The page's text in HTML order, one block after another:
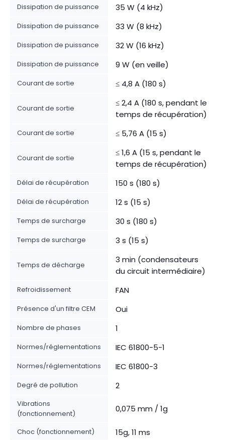
Dissipation de puissance 35 W (4 kHz)
Dissipation de puissance 33 W (8 kHz)
Dissipation de puissance 32 W (16 kHz)
Dissipation de puissance 9 W (en veille)
Courant de sortie ≤ 4,8 A (180 s)
Courant de sortie
≤ 2,4 A (180 s, pendant le
temps de récupération)
Courant de sortie ≤ 5,76 A (15 s)
Courant de sortie
≤ 1,6 A (15 s, pendant le
temps de récupération)
Délai de récupération 150 s (180 s)
Délai de récupération 12 s (15 s)
Temps de surcharge 30 s (180 s)
Temps de surcharge 3 s (15 s)
Temps de décharge
3 min (condensateurs
du circuit intermédiaire)
Refroidissement FAN
Présence d'un filtre CEM Oui
Nombre de phases 1
Normes/réglementations IEC 61800-5-1
Normes/réglementations IEC 61800-3
Degré de pollution 2
Vibrations
(fonctionnement)
0,075 mm / 1g
Choc (fonctionnement) 15g, 11 ms